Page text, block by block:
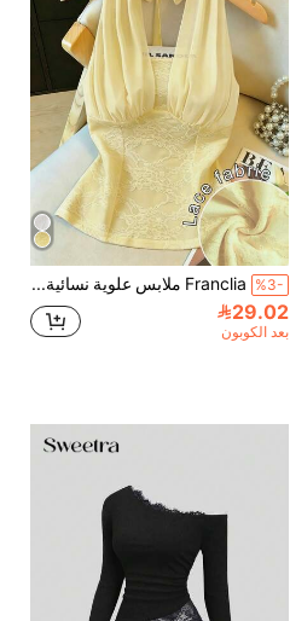
%3- Franclia ملابس علوية نسائية حلوة بتصميم مجعد مع رقعة دانتيل وربطة عنق معلقة
29.02
بعد الكوبون